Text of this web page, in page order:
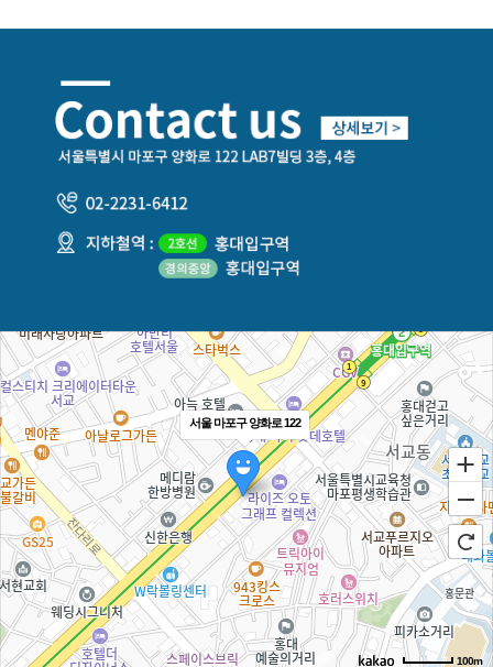
서울 마포구 양화로 122
100m